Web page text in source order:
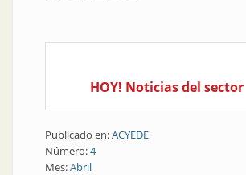
HOY! Noticias del sector
Publicado en:ACYEDE
Número:4
Mes:Abril